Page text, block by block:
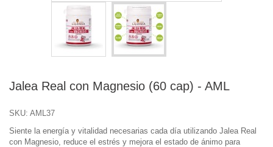
Jalea Real con Magnesio (60 cap) - AML
SKU: AML37
Siente la energía y vitalidad necesarias cada día utilizando Jalea Real
con Magnesio, reduce el estrés y mejora el estado de ánimo para